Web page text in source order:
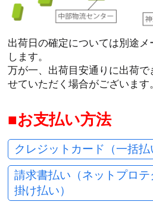
出荷日の確定については別途
します。
万が一、出荷目安通りに出荷で
せていただく場合がございます
お支払い方法
クレジットカード（一括払
請求書払い（ネットプロ
掛け払い）